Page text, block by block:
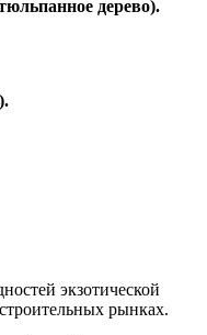
дерево).
экзотической
рынках.